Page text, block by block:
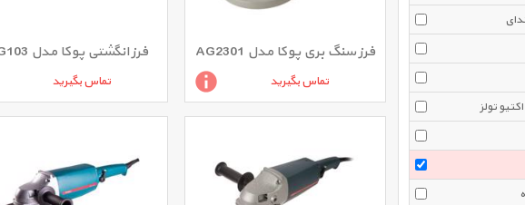
فرز انگشتی پوکا مدل DG103
تماس بگیرید
فرز سنگ بری پوکا مدل AG2301
تماس بگیرید